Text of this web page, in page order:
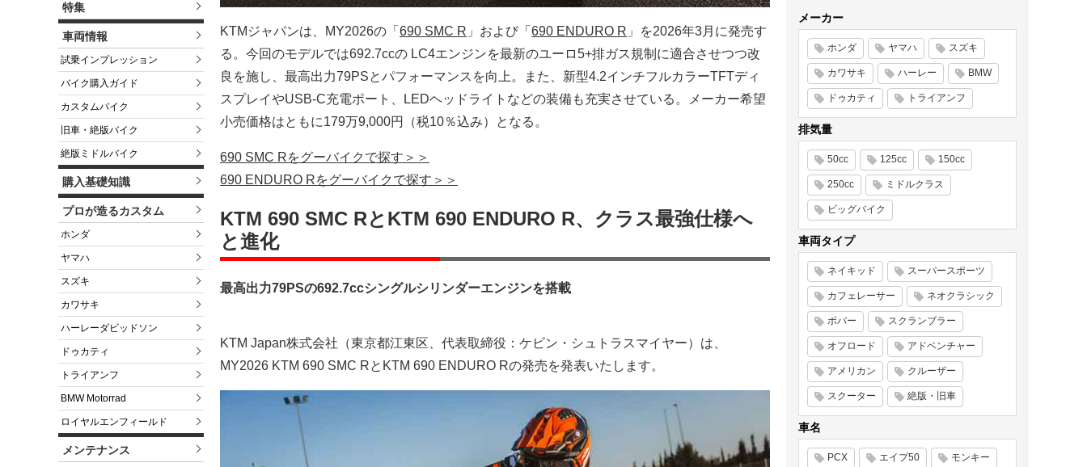
特集
車両情報
試乗インプレッション
バイク購入ガイド
カスタムバイク
旧車・絶版バイク
絶版ミドルバイク
購入基礎知識
プロが造るカスタム
ホンダ
ヤマハ
スズキ
カワサキ
ハーレーダビッドソン
ドゥカティ
トライアンフ
BMW Motorrad
ロイヤルエンフィールド
メンテナンス
KTMジャパンは、MY2026の「 690 SMC R 」および「 690 ENDURO R 」を2026年3月に発売す
る。今回のモデルでは692.7ccの LC4エンジンを最新のユーロ5+排ガス規制に適合させつつ改
良を施し、最高出力79PSとパフォーマンスを向上。また、新型4.2インチフルカラーTFTディ
スプレイやUSB-C充電ポート、LEDヘッドライトなどの装備も充実させている。メーカー希望
小売価格はともに179万9,000円（税10％込み）となる。
690 SMC Rをグーバイクで探す＞＞
690 ENDURO Rをグーバイクで探す＞＞
KTM 690 SMC RとKTM 690 ENDURO R、クラス最強仕様へ
と進化
最高出力79PSの692.7ccシングルシリンダーエンジンを搭載
KTM Japan株式会社（東京都江東区、代表取締役：ケビン・シュトラスマイヤー）は、
MY2026 KTM 690 SMC RとKTM 690 ENDURO Rの発売を発表いたします。
メーカー
ホンダ ヤマハ スズキ
カワサキ ハーレー BMW
ドゥカティ トライアンフ
排気量
50cc 125cc 150cc
250cc ミドルクラス
ビッグバイク
車両タイプ
ネイキッド スーパースポーツ
カフェレーサー ネオクラシック
ボバー スクランブラー
オフロード アドベンチャー
アメリカン クルーザー
スクーター 絶版・旧車
車名
PCX エイプ50 モンキー